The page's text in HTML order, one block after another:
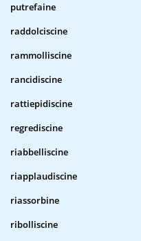
putrefaine
raddolciscine
rammolliscine
rancidiscine
rattiepidiscine
regrediscine
riabbelliscine
riapplaudiscine
riassorbine
ribolliscine